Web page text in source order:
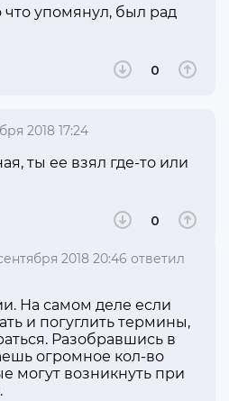
что упомянул, был рад
0
2018 17:24
ты ее взял где-то или
0
2018 20:46 ответил
На самом деле если
и погуглить термины,
Разобравшись в
огромное кол-во
могут возникнуть при